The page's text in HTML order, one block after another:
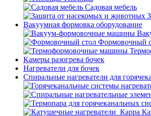
Садовая мебель
Вакуумная формовка оборудование
Формовочный
Камеры разогрева бочек
Нагреватели для бочек
Спиральные нагреватели для